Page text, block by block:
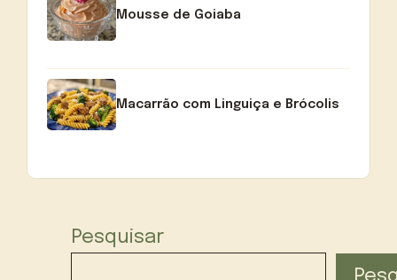
Mousse de Goiaba
Macarrão com Linguiça e Brócolis
Pesquisar